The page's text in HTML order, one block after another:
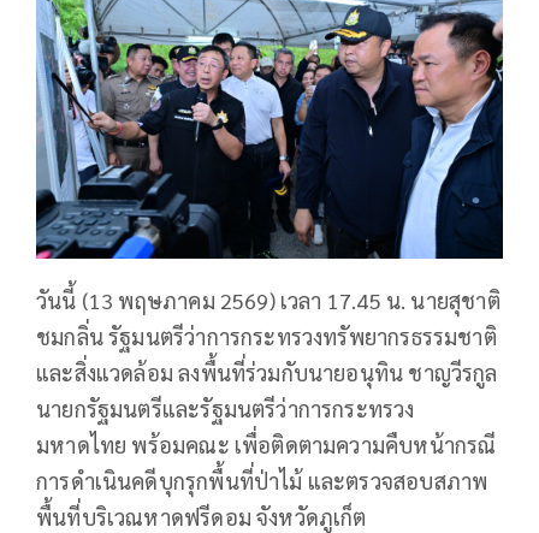
วันนี้ (13 พฤษภาคม 2569) เวลา 17.45 น. นายสุชาติ
ชมกลิ่น รัฐมนตรีว่าการกระทรวงทรัพยากรธรรมชาติ
และสิ่งแวดล้อม ลงพื้นที่ร่วมกับนายอนุทิน ชาญวีรกูล
นายกรัฐมนตรีและรัฐมนตรีว่าการกระทรวง
มหาดไทย พร้อมคณะ เพื่อติดตามความคืบหน้ากรณี
การดำเนินคดีบุกรุกพื้นที่ป่าไม้ และตรวจสอบสภาพ
พื้นที่บริเวณหาดฟรีดอม จังหวัดภูเก็ต